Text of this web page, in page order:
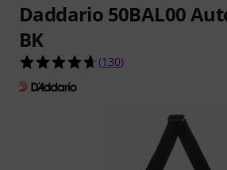
Daddario 50BAL00
BK
4.7 von 5 Sternen aus
(130)